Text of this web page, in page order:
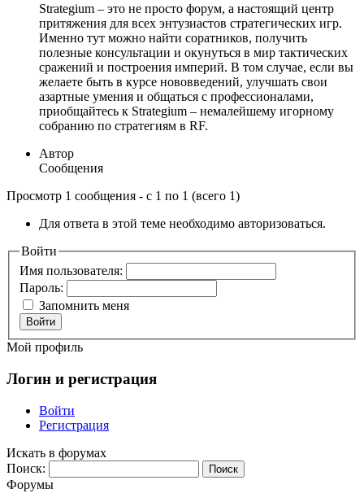
Strategium – это не просто форум, а настоящий центр
притяжения для всех энтузиастов стратегических игр.
Именно тут можно найти соратников, получить
полезные консультации и окунуться в мир тактических
сражений и построения империй. В том случае, если вы
желаете быть в курсе нововведений, улучшать свои
азартные умения и общаться с профессионалами,
приобщайтесь к Strategium – немалейшему игорному
собранию по стратегиям в RF.
Автор
Сообщения
Просмотр 1 сообщения - с 1 по 1 (всего 1)
Для ответа в этой теме необходимо авторизоваться.
Войти
Имя пользователя:
Пароль:
Запомнить меня
Войти
Мой профиль
Логин и регистрация
Войти
Регистрация
Искать в форумах
Поиск:
Форумы